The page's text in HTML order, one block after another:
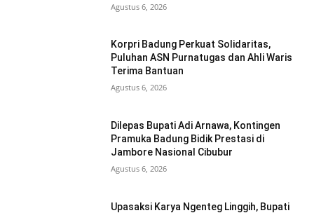
Agustus 6, 2026
Korpri Badung Perkuat Solidaritas,
Puluhan ASN Purnatugas dan Ahli Waris
Terima Bantuan
Agustus 6, 2026
Dilepas Bupati Adi Arnawa, Kontingen
Pramuka Badung Bidik Prestasi di
Jambore Nasional Cibubur
Agustus 6, 2026
Upasaksi Karya Ngenteg Linggih, Bupati